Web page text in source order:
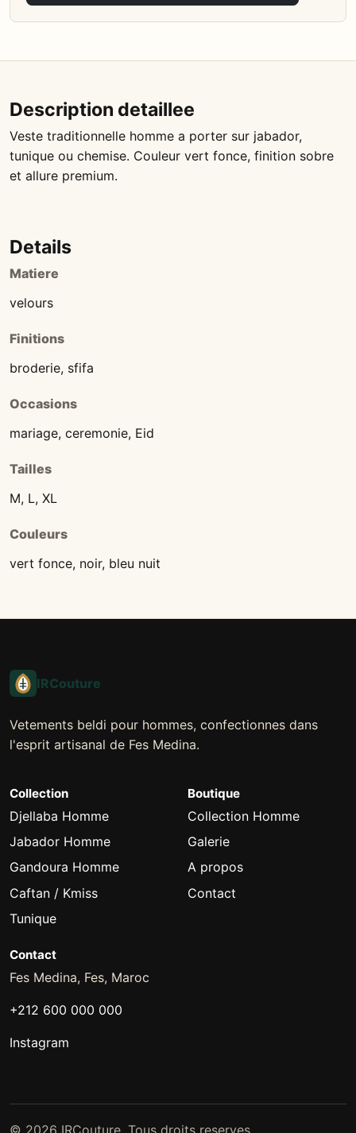
Description detaillee
Veste traditionnelle homme a porter sur jabador,
tunique ou chemise. Couleur vert fonce, finition sobre
et allure premium.
Details
Matiere
velours
Finitions
broderie, sfifa
Occasions
mariage, ceremonie, Eid
Tailles
M, L, XL
Couleurs
vert fonce, noir, bleu nuit
IRCouture
Vetements beldi pour hommes, confectionnes dans
l'esprit artisanal de Fes Medina.
Collection
Djellaba Homme
Jabador Homme
Gandoura Homme
Caftan / Kmiss
Tunique
Boutique
Collection Homme
Galerie
A propos
Contact
Contact
Fes Medina, Fes, Maroc
+212 600 000 000
Instagram
© 2026 IRCouture. Tous droits reserves.